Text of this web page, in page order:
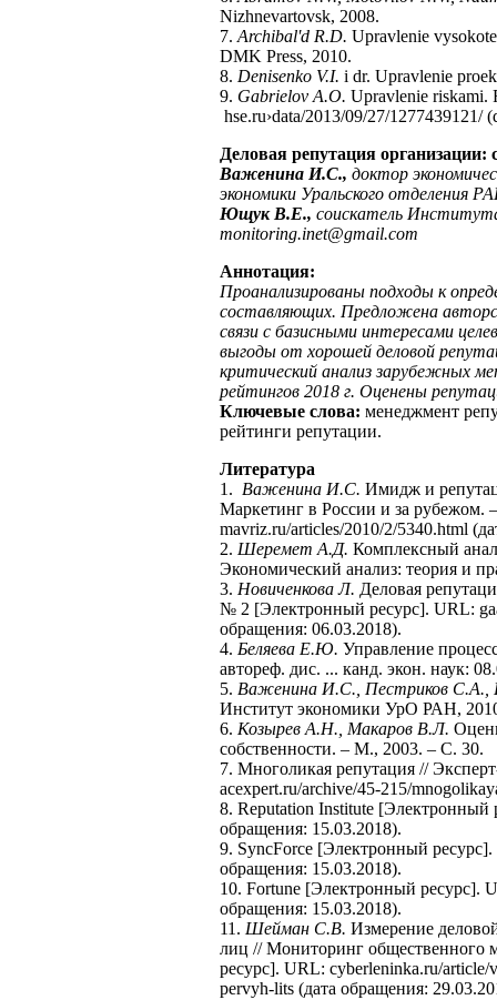
Nizhnevartovsk, 2008.
7.Archibal'd R.D. Upravlenie
DMK Press, 2010.
8. Denisenko V.I. i dr. Upravlenie
9. Gabrielov A.O. Upravlenie riskami.
hse.ru›data/2013/09/27/1277439121/
Деловая репутация организации:
Важенина И.С., доктор
экономики Уральского отделения
Ющук В.Е., соискатель
monitoring.inet@gmail.com
Аннотация:
Проанализированы подходы к
составляющих. Предложена
связи с базисными интересами
выгоды от хорошей деловой
критический анализ зарубежных
рейтингов 2018 г. Оценены
Ключевые слова: менеджмент
рейтинги репутации.
Литература
1. Важенина И.С. Имидж и
Маркетинг в России и за
mavriz.ru/articles/2010/2/5340.html
2. Шеремет А.Д. Комплексный
Экономический анализ: теория и
3. Новиченкова Л. Деловая
№ 2 [Электронный ресурс]. URL:
обращения: 06.03.2018).
4. Беляева Е.Ю. Управление
автореф. дис. ... канд. экон. наук:
5. Важенина И.С., Пестриков С.А.,
Институт экономики УрО РАН,
6. Козырев А.Н., Макаров В.Л.
собственности. – М., 2003. – С. 30.
7. Многоликая репутация //
acexpert.ru/archive/45-215/
8. Reputation Institute [Электронный
обращения: 15.03.2018).
9. SyncForce [Электронный
обращения: 15.03.2018).
10. Fortune [Электронный ресурс].
обращения: 15.03.2018).
11. Шейман С.В. Измерение
лиц // Мониторинг общественного
ресурс]. URL: cyberleninka.ru/
pervyh-lits (дата обращения: